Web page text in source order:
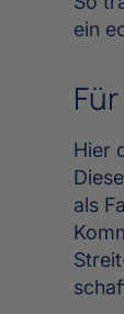
ein
Hier
als